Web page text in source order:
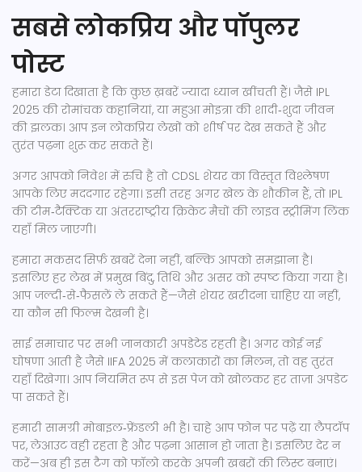
सबसे लोकप्रिय और पॉपुलर
पोस्ट
हमारा डेटा दिखाता है कि कुछ ख़बरें ज्यादा ध्यान खींचती हैं। जैसे IPL
2025 की रोमांचक कहानियां, या महुआ मोइत्रा की शादी‑शुदा जीवन
की झलक। आप इन लोकप्रिय लेखों को शीर्ष पर देख सकते हैं और
तुरंत पढ़ना शुरू कर सकते हैं।
अगर आपको निवेश में रुचि है तो CDSL शेयर का विस्तृत विश्लेषण
आपके लिए मददगार रहेगा। इसी तरह अगर खेल के शौकीन हैं, तो IPL
की टीम‑टैक्टिक या अंतरराष्ट्रीय क्रिकेट मैचों की लाइव स्ट्रीमिंग लिंक
यहाँ मिल जाएगी।
हमारा मकसद सिर्फ़ खबरें देना नहीं, बल्कि आपको समझाना है।
इसलिए हर लेख में प्रमुख बिंदु, तिथि और असर को स्पष्ट किया गया है।
आप जल्दी‑से‑फैसलें ले सकते हैं—जैसे शेयर खरीदना चाहिए या नहीं,
या कौन सी फिल्म देखनी है।
साई समाचार पर सभी जानकारी अपडेटेड रहती है। अगर कोई नई
घोषणा आती है जैसे IIFA 2025 में कलाकारों का मिलन, तो वह तुरंत
यहाँ दिखेगा। आप नियमित रूप से इस पेज को खोलकर हर ताज़ा अपडेट
पा सकते हैं।
हमारी सामग्री मोबाइल‑फ्रेंडली भी है। चाहे आप फोन पर पढ़ें या लैपटॉप
पर, लेआउट वही रहता है और पढ़ना आसान हो जाता है। इसलिए देर न
करें—अब ही इस टैग को फॉलो करके अपनी खबरों की लिस्ट बनाएं।